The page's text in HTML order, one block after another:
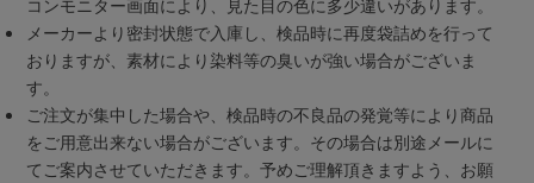
コンモニター画面により、見た目の色に多少違いがあります。
メーカーより密封状態で入庫し、検品時に再度袋詰めを行って
おりますが、素材により染料等の臭いが強い場合がございま
す。
ご注文が集中した場合や、検品時の不良品の発覚等により商品
をご用意出来ない場合がございます。その場合は別途メールに
てご案内させていただきます。予めご理解頂きますよう、お願